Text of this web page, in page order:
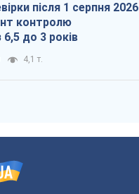
після 1 серпня 2026
контролю
до 3 років
4,1 т.